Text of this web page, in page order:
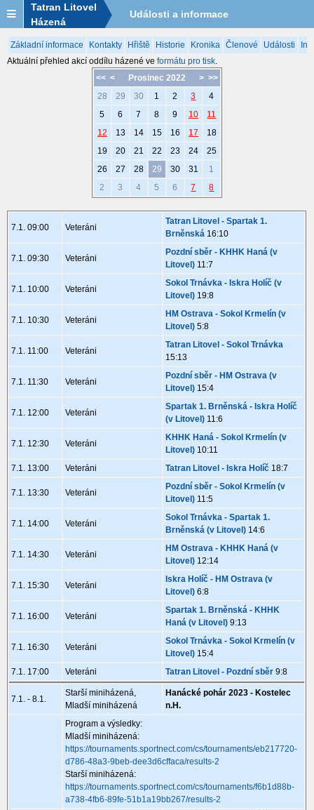
Tatran Litovel
Házená
Události a informace
Základní informace Kontakty Hřiště Historie Kronika Členové Události
Aktuální přehled akcí oddílu házené ve formátu pro tisk.
<< < > >>
Prosinec 2022
28
29 30 1 2 3
4
5
6 7 8 9 10
11
12
13 14 15 16 17
18
19
20 21 22 23 24
25
26
27 28 29 30 31
1
2
3 4 5 6 7 8
7.1. 09:00 Veteráni
Tatran Litovel - Spartak 1.
Brněnská 16:10
7.1. 09:30 Veteráni
Pozdní sběr - KHHK Haná (v
Litovel) 11:7
7.1. 10:00 Veteráni
Sokol Trnávka - Iskra Holíč (v
Litovel) 19:8
7.1. 10:30 Veteráni
HM Ostrava - Sokol Krmelín (v
Litovel) 5:8
7.1. 11:00 Veteráni
Tatran Litovel - Sokol Trnávka
15:13
7.1. 11:30 Veteráni
Pozdní sběr - HM Ostrava (v
Litovel) 15:4
7.1. 12:00 Veteráni
Spartak 1. Brněnská - Iskra Holíč
(v Litovel) 11:6
7.1. 12:30 Veteráni
KHHK Haná - Sokol Krmelín (v
Litovel) 10:11
7.1. 13:00
Veteráni Tatran Litovel - Iskra Holíč 18:7
7.1. 13:30 Veteráni
Pozdní sběr - Sokol Krmelín (v
Litovel) 11:5
7.1. 14:00 Veteráni
Sokol Trnávka - Spartak 1.
Brněnská (v Litovel) 14:6
7.1. 14:30 Veteráni
HM Ostrava - KHHK Haná (v
Litovel) 12:14
7.1. 15:30 Veteráni
Iskra Holíč - HM Ostrava (v
Litovel) 6:8
7.1. 16:00 Veteráni
Spartak 1. Brněnská - KHHK
Haná (v Litovel) 9:13
7.1. 16:30 Veteráni
Sokol Trnávka - Sokol Krmelín (v
Litovel) 15:4
7.1. 17:00
Veteráni Tatran Litovel - Pozdní sběr 9:8
7.1. - 8.1.
Starší miniházená,
Mladší miniházená
Hanácké pohár 2023 - Kostelec
n.H.
Program a výsledky:
Mladší miniházená:
https://tournaments.sportnect.com/cs/tournaments/eb217720-
d786-48a3-9beb-dee3d6cffaca/results-2
Starší miniházená:
https://tournaments.sportnect.com/cs/tournaments/f6b1d88b-
a738-4fb6-89fe-51b1a19bb267/results-2